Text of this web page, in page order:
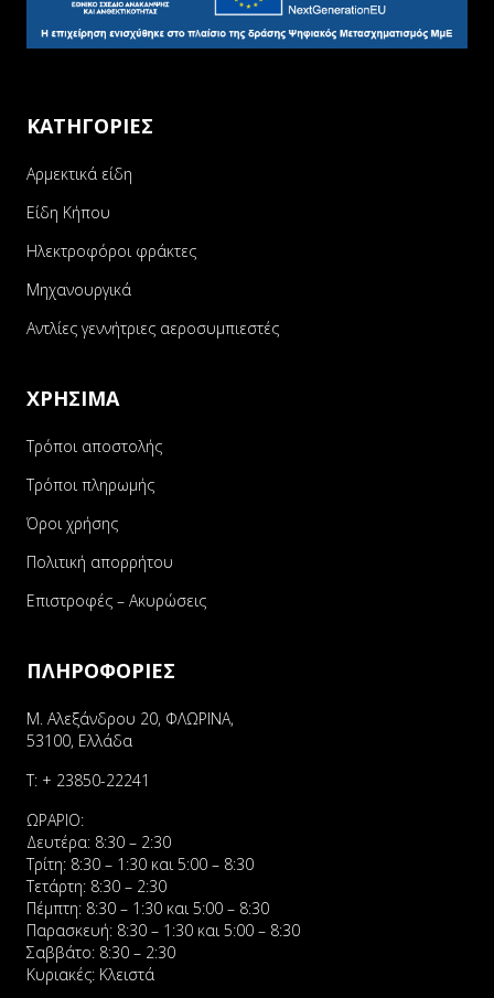
ΚΑΤΗΓΟΡΙΕΣ
Αρμεκτικά είδη
Είδη Κήπου
Ηλεκτροφόροι φράκτες
Μηχανουργικά
Αντλίες γεννήτριες αεροσυμπιεστές
ΧΡΗΣΙΜΑ
Τρόποι αποστολής
Τρόποι πληρωμής
Όροι χρήσης
Πολιτική απορρήτου
Επιστροφές – Ακυρώσεις
ΠΛΗΡΟΦΟΡΙΕΣ
Μ. Αλεξάνδρου 20, ΦΛΩΡΙΝΑ,
53100, Ελλάδα
Τ: + 23850-22241
ΩΡΑΡΙΟ:
Δευτέρα: 8:30 – 2:30
Τρίτη: 8:30 – 1:30 και 5:00 – 8:30
Τετάρτη: 8:30 – 2:30
Πέμπτη: 8:30 – 1:30 και 5:00 – 8:30
Παρασκευή: 8:30 – 1:30 και 5:00 – 8:30
Σαββάτο: 8:30 – 2:30
Κυριακές: Κλειστά